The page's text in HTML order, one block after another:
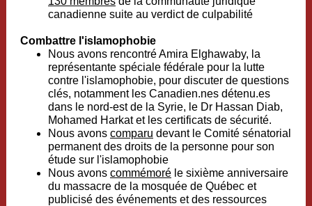
canadienne suite au verdict de culpabilité
Combattre l'islamophobie
Nous avons rencontré Amira Elghawaby, la
représentante spéciale fédérale pour la lutte
contre l'islamophobie, pour discuter de questions
clés, notamment les Canadien.nes détenu.es
dans le nord-est de la Syrie, le Dr Hassan Diab,
Mohamed Harkat et les certificats de sécurité.
Nous avons comparu devant le Comité sénatorial
permanent des droits de la personne pour son
étude sur l'islamophobie
Nous avons commémoré le sixième anniversaire
du massacre de la mosquée de Québec et
publicisé des événements et des ressources